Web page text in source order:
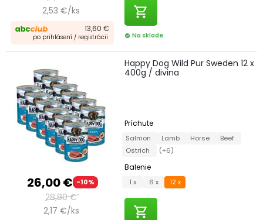
2,53 €/ks
13,60 €
po prihlásení / registrácii
shopping_cart
check_circle Na sklade
26,00 € -10%
28,80 €
2,17 €/ks
Happy Dog Wild Pur Sweden 12 x
400g / divina
Príchute
Salmon Lamb Horse
Beef
Ostrich
(+6)
Balenie
1 x 6 x 12 x
shopping_cart